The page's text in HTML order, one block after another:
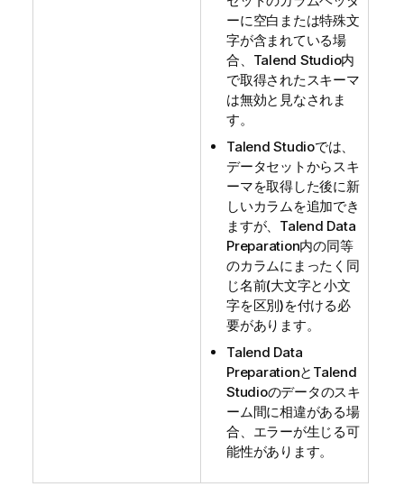
ーに空白または特殊文
字が含まれている場
合、 Talend Studio内
で取得されたスキーマ
は無効と見なされま
す。
Talend Studioでは、
データセットからスキ
ーマを取得した後に新
しいカラムを追加でき
ますが、 Talend Data
Preparation内の同等
のカラムにまったく同
じ名前(大文字と小文
字を区別)を付ける必
要があります。
Talend Data
Preparationと Talend
Studioのデータのスキ
ーム間に相違がある場
合、エラーが生じる可
能性があります。